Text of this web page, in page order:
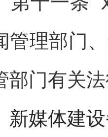
管理部门
部门有关
新媒体建